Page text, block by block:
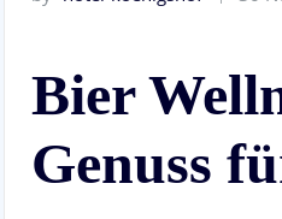
Bier
Genuss